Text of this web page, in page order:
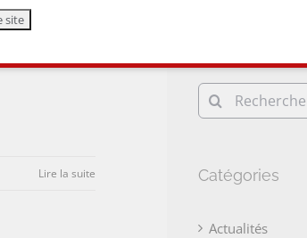
Lire la suite
Rechercher:
Catégories
Actualités